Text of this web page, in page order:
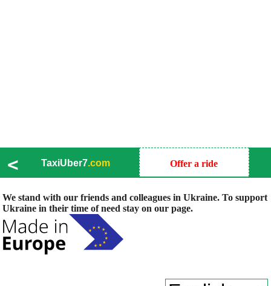
< TaxiUber7.com Offer a ride
We stand with our friends and colleagues in Ukraine. To support
Ukraine in their time of need stay on our page.